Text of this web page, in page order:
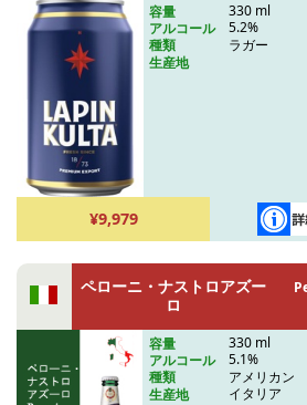
容量
330 ml
アルコール
5.2%
種類
ラガー
生産地
¥9,979
ペローニ・ナストロアズー
ロ
容量
330 ml
アルコール
5.1%
種類
アメリカン
生産地
イタリア